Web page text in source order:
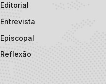
Editorial
Entrevista
Episcopal
Reflexão